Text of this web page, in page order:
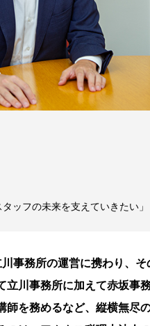
ッフの未来を支えていきたい」
事務所の運営に携わり、
立川事務所に加えて赤坂事
師を務めるなど、縦横無尽